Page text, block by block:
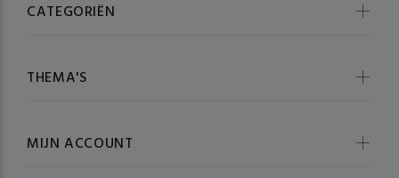
CATEGORIËN
THEMA'S
MIJN ACCOUNT